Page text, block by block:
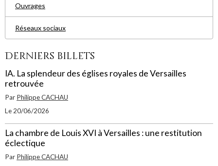
Ouvrages
Réseaux sociaux
Derniers billets
IA. La splendeur des églises royales de Versailles
retrouvée
Par Philippe CACHAU
Le 20/06/2026
La chambre de Louis XVI à Versailles : une restitution
éclectique
Par Philippe CACHAU